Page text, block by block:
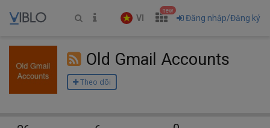
VI
new
Đăng nhập/Đăng ký
Old Gmail Accounts
Theo dõi